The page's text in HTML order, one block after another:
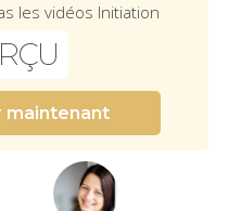
les vidéos Initiation
maintenant